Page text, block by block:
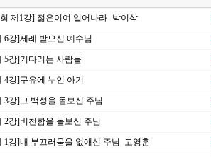
제1강] 젊은이여 일어나라 -박이삭
6강]세례 받으신 예수님
5강]기다리는 사람들
4강]구유에 누인 아기
3강]그 백성을 돌보신 주님
2강]비천함을 돌보신 주님
1강]내 부끄러움을 없애신 주님_고영훈